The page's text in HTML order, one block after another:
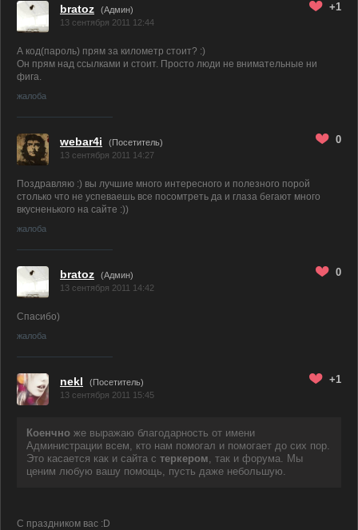
bratoz (Админ)
13 сентября 2011 12:44
+1
А код(пароль) прям за километр стоит? :)
Он прям над ссылками и стоит. Просто люди не внимательные ни
фига.
жалоба
webar4i
(Посетитель)
13 сентября 2011 14:27
0
Поздравляю :) вы лучшие много интересного и полезного порой
столько что не успеваешь все посомтреть да и глаза бегают много
вкусненького на сайте :))
жалоба
bratoz (Админ)
13 сентября 2011 14:42
0
Спасибо)
жалоба
nekl
(Посетитель)
13 сентября 2011 15:45
+1
Коенчно же выражаю благодарность от имени
Администрации всем, кто нам помогал и помогает до сих пор.
Это касается как и сайта с теркером, так и форума. Мы
ценим любую вашу помощь, пусть даже небольшую.
С праздником вас :D